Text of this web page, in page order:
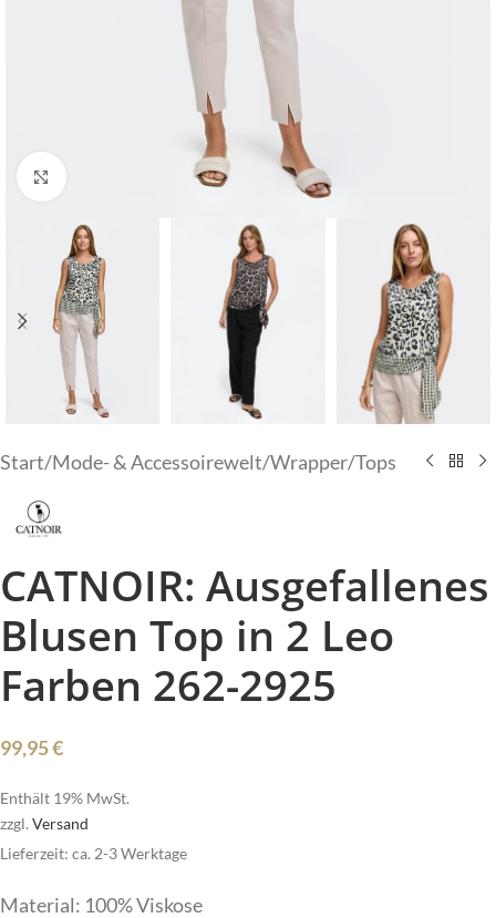
Klick zum Vergrößern
Start/Mode- & Accessoirewelt/Wrapper/Tops
CATNOIR: Ausgefallenes
Blusen Top in 2 Leo
Farben 262-2925
99,95€
Enthält 19% MwSt.
zzgl. Versand
Lieferzeit: ca. 2-3 Werktage
Material: 100% Viskose